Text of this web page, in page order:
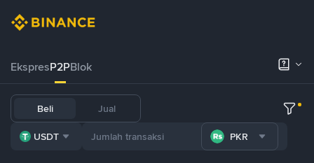
EkspresP2PBlok
Beli Jual
USDT PKR